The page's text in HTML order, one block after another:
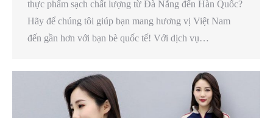
thực phẩm sạch chất lượng từ Đà Nẵng đến Hàn Quốc?
Hãy để chúng tôi giúp bạn mang hương vị Việt Nam
đến gần hơn với bạn bè quốc tế! Với dịch vụ…